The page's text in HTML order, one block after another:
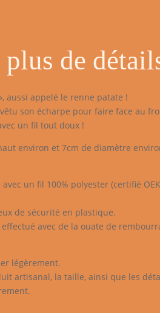
de
aussi appelé le renne patate !
son écharpe pour faire face au
un fil tout doux !
environ et 7cm de diamètre
un fil 100% polyester (certifié
de sécurité en plastique.
avec de la ouate de
légèrement.
artisanal, la taille, ainsi que les